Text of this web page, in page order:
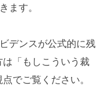
ます。
デンスが公式的に残
「もしこういう裁
でご覧ください。